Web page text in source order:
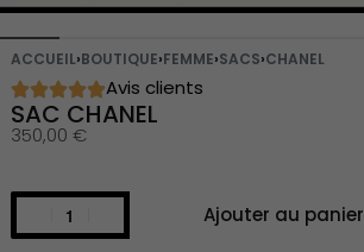
ACCUEIL›BOUTIQUE›FEMME›SACS›CHANEL
Avis clients
SAC CHANEL
350,00 €
Ajouter au panier